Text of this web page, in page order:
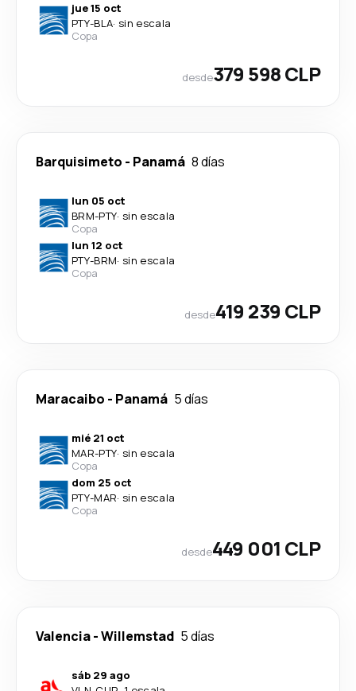
jue 15 oct
PTY-BLA· sin escala
Copa
desde379 598 CLP
Barquisimeto - Panamá 8 días
lun 05 oct
BRM-PTY· sin escala
Copa
lun 12 oct
PTY-BRM· sin escala
Copa
desde419 239 CLP
Maracaibo - Panamá 5 días
mié 21 oct
MAR-PTY· sin escala
Copa
dom 25 oct
PTY-MAR· sin escala
Copa
desde449 001 CLP
Valencia-Willemstad 5 días
sáb 29 ago